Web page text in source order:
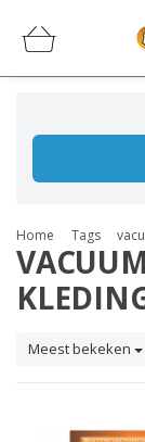
Home Tags
Meest bekeken